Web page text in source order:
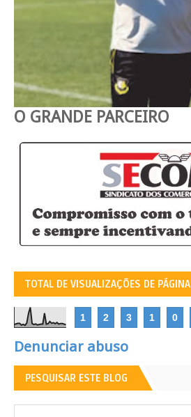
O GRANDE PARCEIRO
TOTAL DE VISUALIZAÇÕES DE PÁGINA
1 2 3 1 0
Denunciar abuso
PESQUISAR ESTE BLOG